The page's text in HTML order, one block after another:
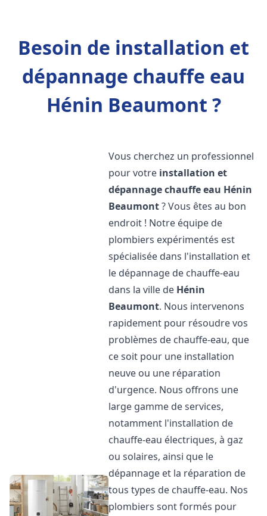
Besoin de installation et
dépannage chauffe eau
Hénin Beaumont ?
Vous cherchez un professionnel
pour votre installation et
dépannage chauffe eau Hénin
Beaumont? Vous êtes au bon
endroit ! Notre équipe de
plombiers expérimentés est
spécialisée dans l'installation et
le dépannage de chauffe-eau
dans la ville de Hénin
Beaumont. Nous intervenons
rapidement pour résoudre vos
problèmes de chauffe-eau, que
ce soit pour une installation
neuve ou une réparation
d'urgence. Nous offrons une
large gamme de services,
notamment l'installation de
chauffe-eau électriques, à gaz
ou solaires, ainsi que le
dépannage et la réparation de
tous types de chauffe-eau. Nos
plombiers sont formés pour